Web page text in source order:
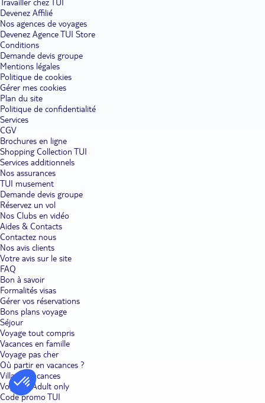
Travailler chez TUI
Devenez Affilié
Nos agences de voyages
Devenez Agence TUI Store
Conditions
Demande devis groupe
Mentions légales
Politique de cookies
Gérer mes cookies
Plan du site
Politique de confidentialité
Services
CGV
Brochures en ligne
Shopping Collection TUI
Services additionnels
Nos assurances
TUI musement
Demande devis groupe
Réservez un vol
Nos Clubs en vidéo
Aides & Contacts
Contactez nous
Nos avis clients
Votre avis sur le site
FAQ
Bon à savoir
Formalités visas
Gérer vos réservations
Bons plans voyage
Séjour
Voyage tout compris
Vacances en famille
Voyage pas cher
Où partir en vacances ?
Villages vacances
Voyages Adult only
Code promo TUI